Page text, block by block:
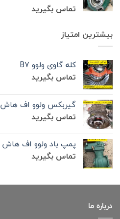
تماس بگیرید
بیشترین امتیاز
کله گاوی ولوو B7
تماس بگیرید
گیربکس ولوو اف هاش FH13
تماس بگیرید
پمپ باد ولوو اف هاش FH12
تماس بگیرید
درباره ما